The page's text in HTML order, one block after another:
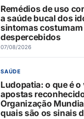
Remédios de uso
a saúde bucal dos
sintomas
despercebidos
07/08/2026
SAÚDE
Ludopatia: o que é o
apostas
Organização
quais são os sinais